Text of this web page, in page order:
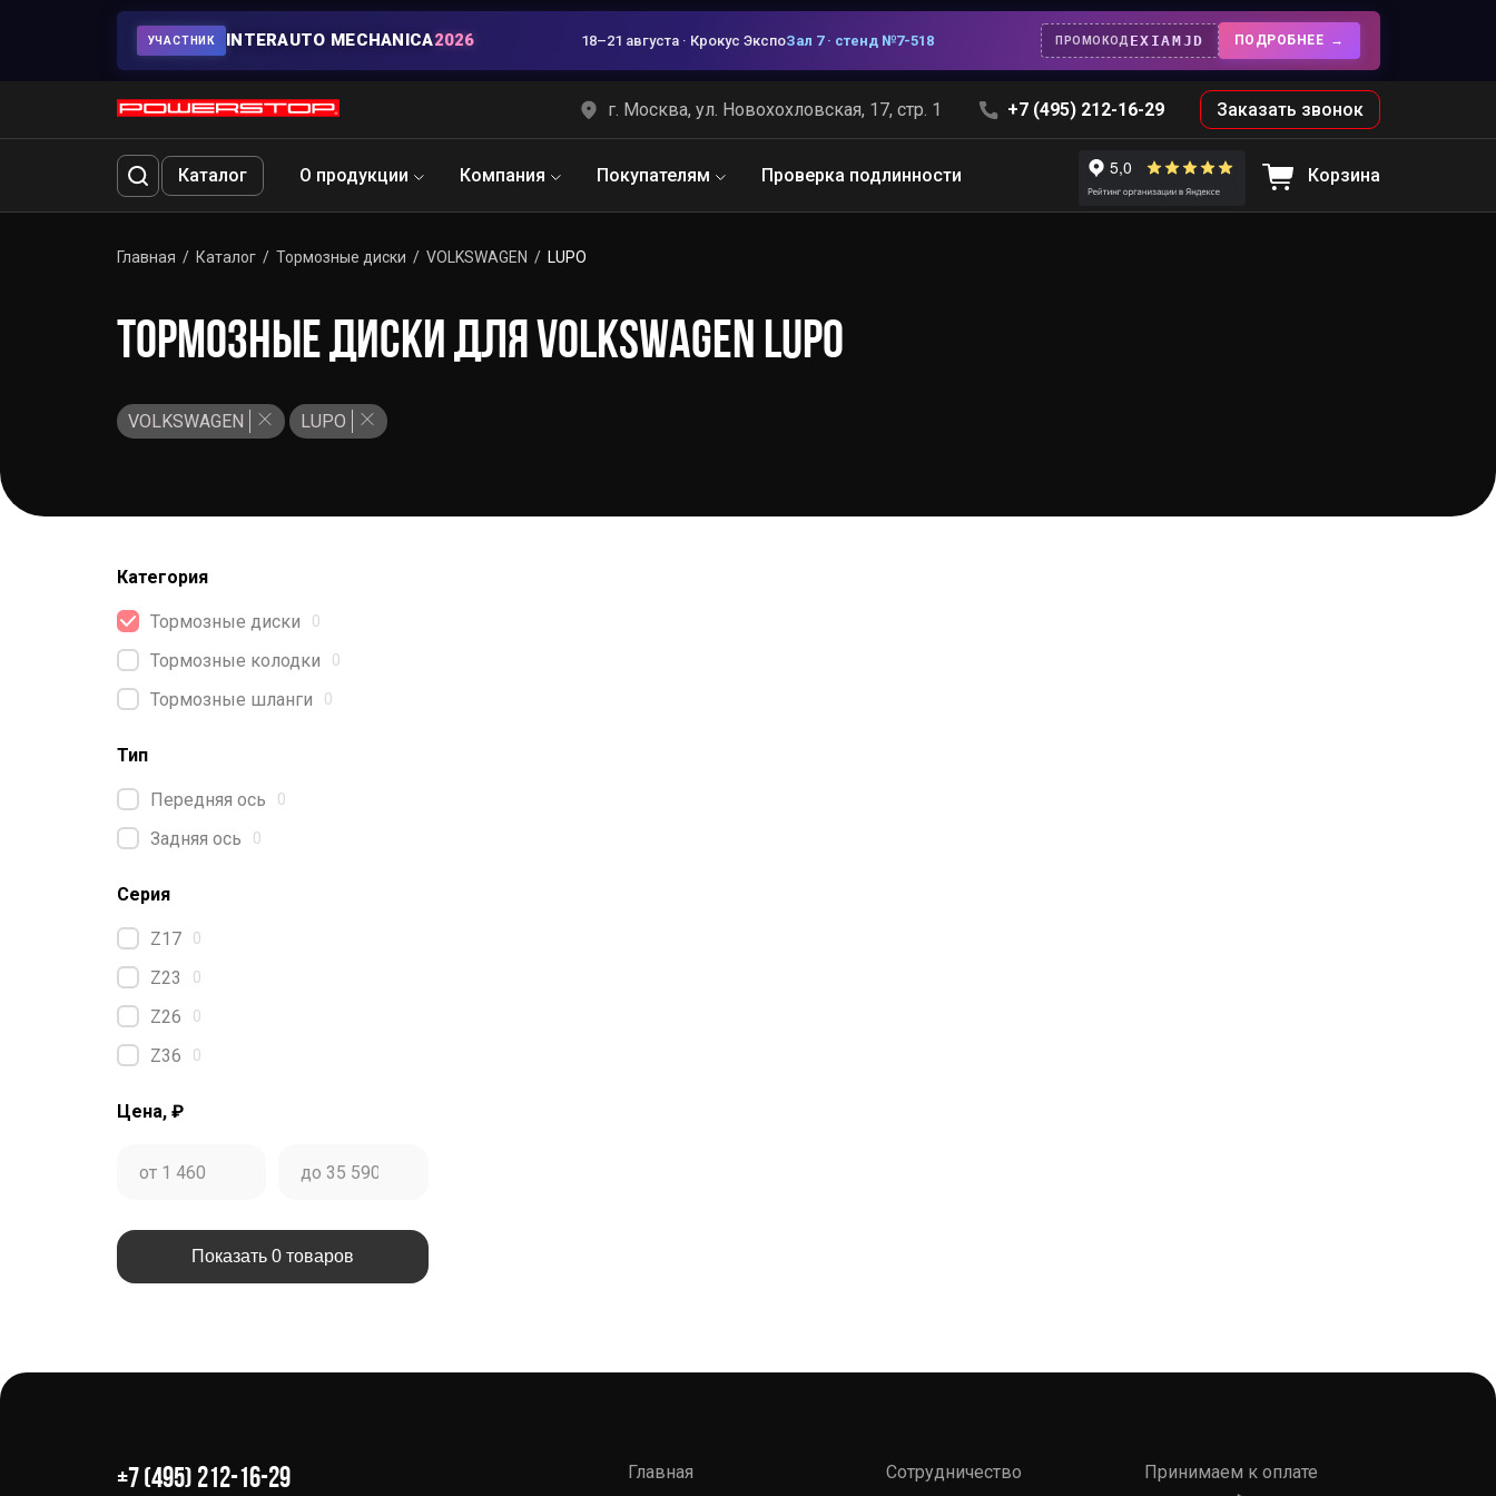
УЧАСТНИК INTERAUTO MECHANICA2026 18–21 августа · Крокус ЭкспоЗал 7 · стенд №7-518 ПРОМОКОД EXIAMJD ПОДРОБНЕЕ
г. Москва, ул. Новохохловская, 17, стр. 1 +7 (495) 212-16-29 Заказать звонок
Каталог О продукции Компания Покупателям Проверка подлинности Корзина
Главная Каталог Тормозные диски VOLKSWAGEN LUPO
ТОРМОЗНЫЕ ДИСКИ ДЛЯ VOLKSWAGEN LUPO
VOLKSWAGEN LUPO
Категория
Тормозные диски 0
Тормозные колодки 0
Тормозные шланги 0
Тип
Передняя ось 0
Задняя ось 0
Серия
Z17 0
Z23 0
Z26 0
Z36 0
Цена, ₽
Показать 0 товаров
+7 (495) 212-16-29 Главная Сотрудничество Принимаем к оплате